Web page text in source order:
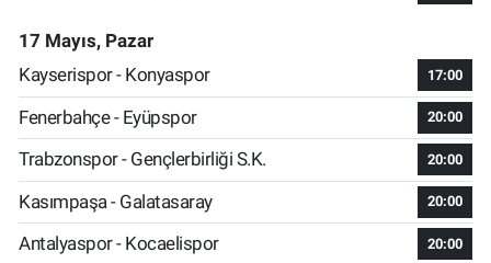
17 Mayıs, Pazar
Kayserispor - Konyaspor
17:00
Fenerbahçe - Eyüpspor 20:00
Trabzonspor - Gençlerbirliği S.K. 20:00
Kasımpaşa - Galatasaray 20:00
Antalyaspor - Kocaelispor 20:00